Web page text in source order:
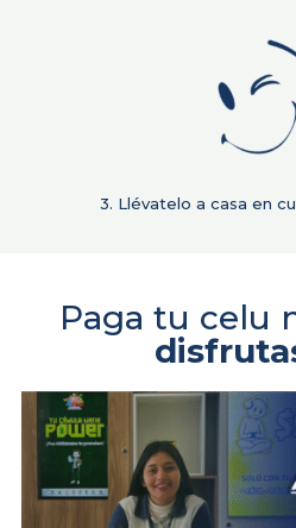
3. Llévatelo a casa en
Paga tu celu